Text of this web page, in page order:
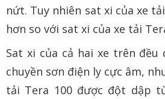
nứt. Tuy nhiên sat xi của xe
hơn so với sat xi của xe tải
Sat xi của cả hai xe trên đều
chuyền sơn điện ly cực âm,
tải Tera 100 được đột dập